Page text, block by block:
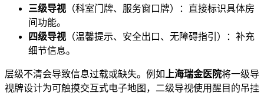
三级导视 （科室门牌、服务窗口牌）：直接标识具体房
间功能。
四级导视 （温馨提示、安全出口、无障碍指引）：补充
细节信息。
层级不清会导致信息过载或缺失。例如 上海瑞金医院将一级导
视牌设计为可触摸交互式电子地图，二级导视使用醒目的吊挂